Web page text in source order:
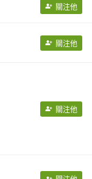
關注他
關注他
關注他